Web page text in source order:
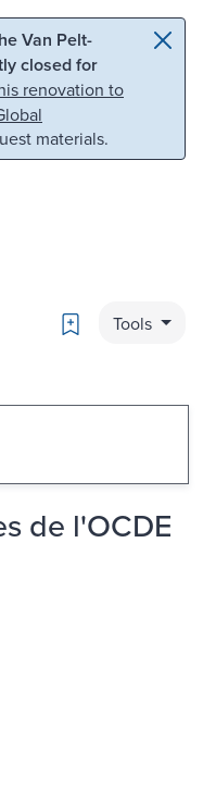
Van Pelt-
closed for
renovation to
materials.
Bookmark
Tools
de l'OCDE